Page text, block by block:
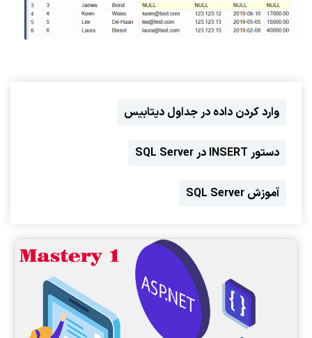
وارد کردن داده در جداول دیتابیس
دستور INSERT در SQL Server
آموزش SQL Server